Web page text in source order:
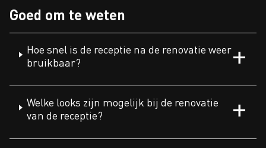
Goed om te weten
Hoe snel is de receptie na de renovatie weer
bruikbaar?
Welke looks zijn mogelijk bij de renovatie
van de receptie?